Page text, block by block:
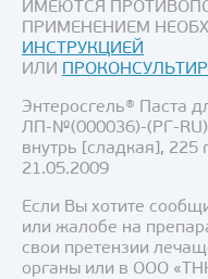
ИМЕЮТСЯ
ПРИМЕНЕНИЕМ
ИНСТРУКЦИЕЙ
ИЛИ
Энтеросгель® Паста
ЛП-№(000036)-(РГ-RU)
внутрь [сладкая],
21.05.2009
Если Вы хотите
или жалобе на
свои претензии
органы или в ООО